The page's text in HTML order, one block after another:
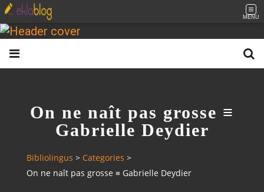
MENU
On ne naît pas grosse ≡
Gabrielle Deydier
Bibliolingus > Categories >
On ne naît pas grosse ≡ Gabrielle Deydier